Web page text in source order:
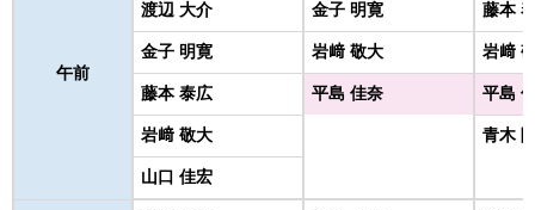
午前
渡辺 大介
金子 明寛
藤本 泰広
岩﨑 敬大
山口 佳宏
金子 明寛
岩﨑 敬大
平島 佳奈
藤本
岩﨑
平島
青木